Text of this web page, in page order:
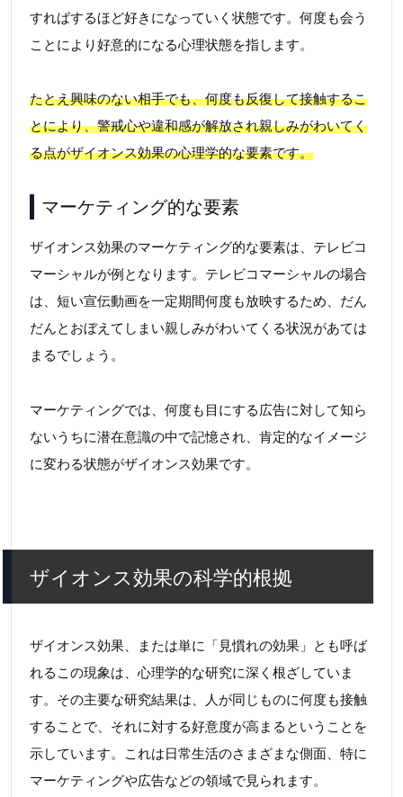
すればするほど好きになっていく状態です。何度も会う
ことにより好意的になる心理状態を指します。
たとえ興味のない相手でも、何度も反復して接触するこ
とにより、警戒心や違和感が解放され親しみがわいてく
る点がザイオンス効果の心理学的な要素です。
マーケティング的な要素
ザイオンス効果のマーケティング的な要素は、テレビコ
マーシャルが例となります。テレビコマーシャルの場合
は、短い宣伝動画を一定期間何度も放映するため、だん
だんとおぼえてしまい親しみがわいてくる状況があては
まるでしょう。
マーケティングでは、何度も目にする広告に対して知ら
ないうちに潜在意識の中で記憶され、肯定的なイメージ
に変わる状態がザイオンス効果です。
ザイオンス効果の科学的根拠
ザイオンス効果、または単に「見慣れの効果」とも呼ば
れるこの現象は、心理学的な研究に深く根ざしていま
す。その主要な研究結果は、人が同じものに何度も接触
することで、それに対する好意度が高まるということを
示しています。これは日常生活のさまざまな側面、特に
マーケティングや広告などの領域で見られます。